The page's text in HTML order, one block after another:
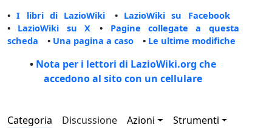
•I libri di LazioWiki • LazioWiki su Facebook
• LazioWiki su X • Pagine collegate a questa
scheda • Una pagina a caso • Le ultime modifiche
• Nota per i lettori di LazioWiki.org che
accedono al sito con un cellulare
Categoria Discussione Azioni Strumenti